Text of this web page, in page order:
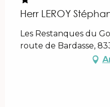
Herr LEROY
Les Restanques du
route de Bardasse,